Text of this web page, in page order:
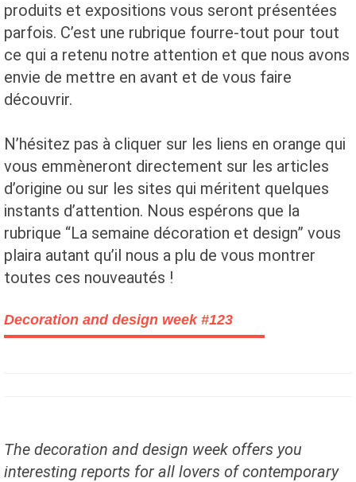
produits et expositions vous seront présentées
parfois. C’est une rubrique fourre-tout pour tout
ce qui a retenu notre attention et que nous avons
envie de mettre en avant et de vous faire
découvrir.
N’hésitez pas à cliquer sur les liens en orange qui
vous emmèneront directement sur les articles
d’origine ou sur les sites qui méritent quelques
instants d’attention. Nous espérons que la
rubrique “La semaine décoration et design” vous
plaira autant qu’il nous a plu de vous montrer
toutes ces nouveautés !
Decoration and design week #123
The decoration and design week offers you
interesting reports for all lovers of contemporary